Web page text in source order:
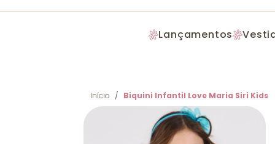
Lançamentos
Início Biquini Infantil Love Maria Siri Kids